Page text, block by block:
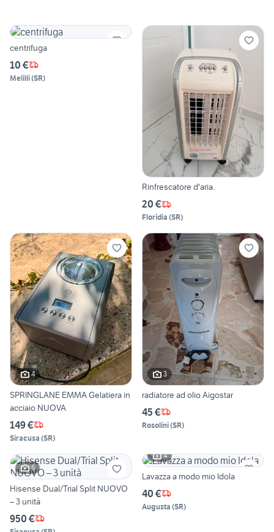
centrifuga
10 €
Melilli(SR)
Rinfrescatore d'aria.
20 €
Floridia (SR)
4
SPRINGLANE EMMA Gelatiera in
acciaio NUOVA
149 €
Siracusa (SR)
3
radiatore ad olio Aigostar
45 €
Rosolini(SR)
6
Hisense Dual/Trial Split NUOVO
– 3 unità
950 €
4
Lavazza a modo mio Idola
40 €
Augusta (SR)